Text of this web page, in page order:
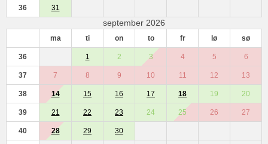
36 31
september 2026
ma ti on to fr lø sø
36 1 2 3 4 5 6
37 7 8 9 10 11 12 13
38 14 15 16 17 18 19 20
39 21 22 23 24 25 26 27
40 28 29 30